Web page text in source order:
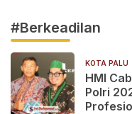
#Berkeadilan
KOTA PALU
HMI
Polri